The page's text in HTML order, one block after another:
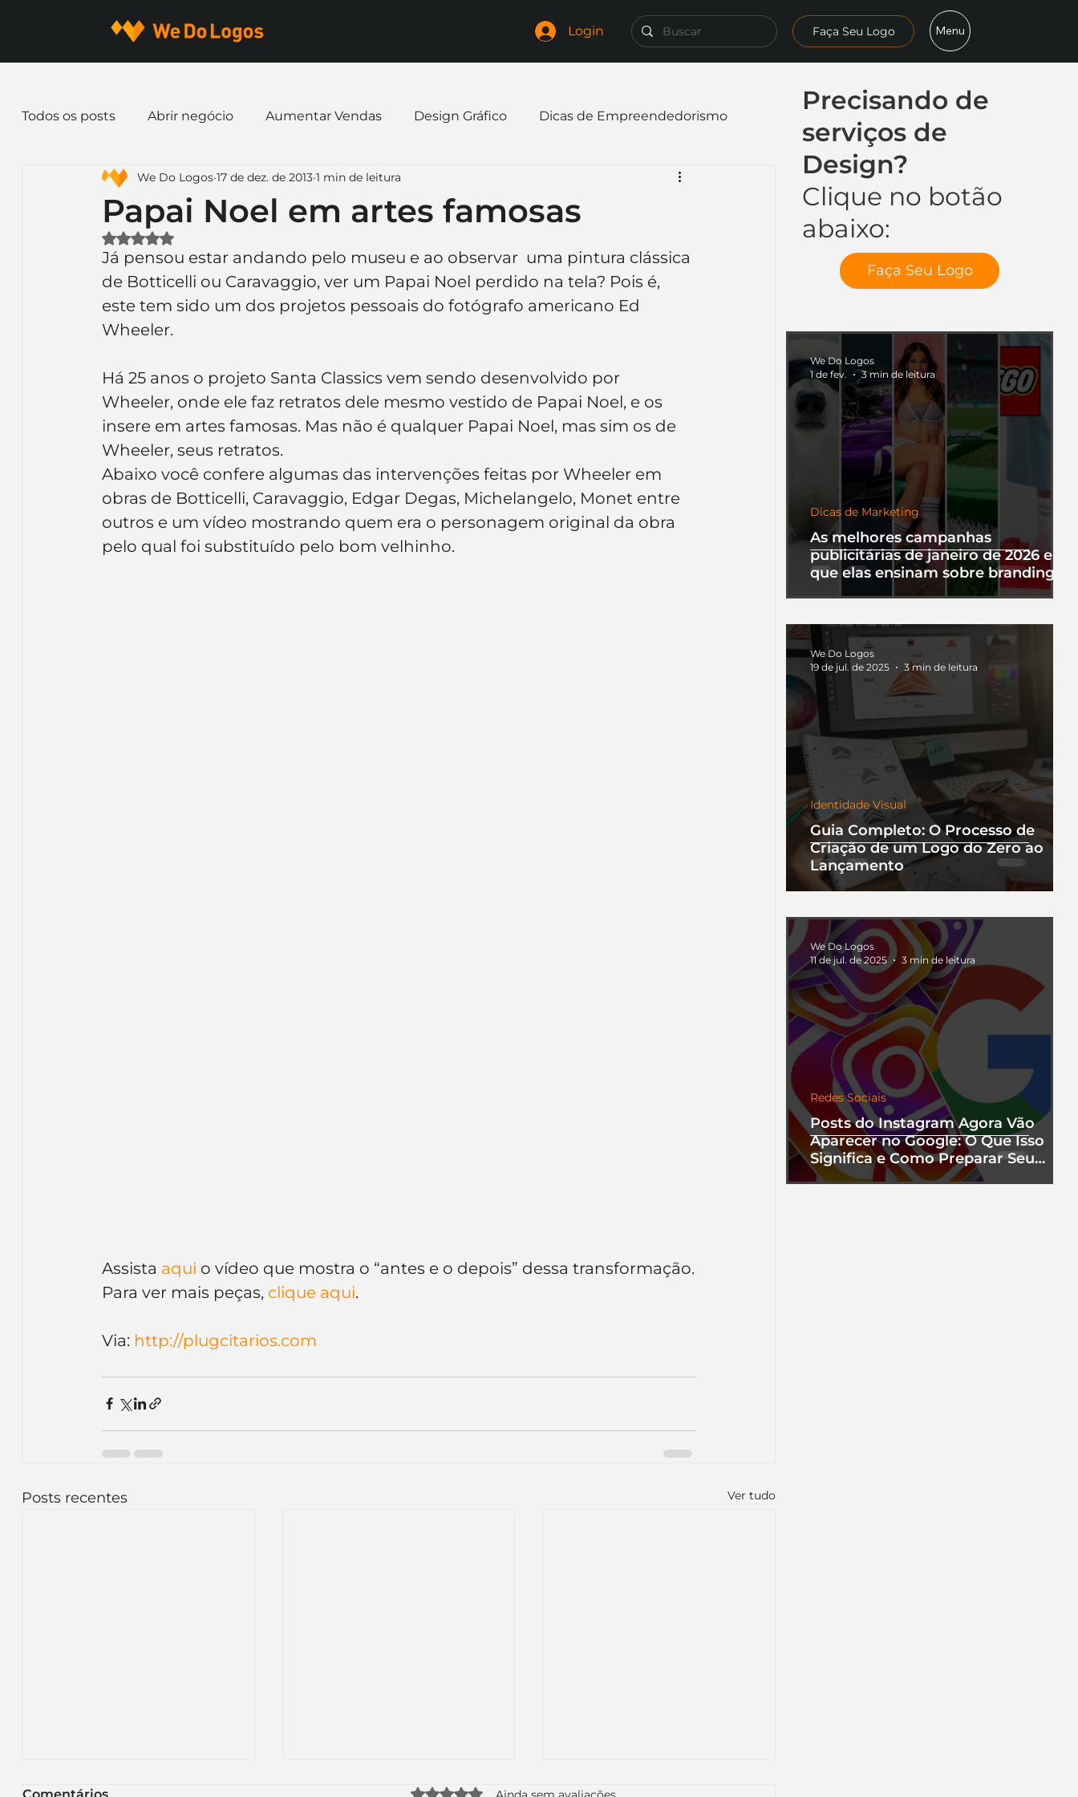
Login Faça Seu Logo Menu
Precisando de
serviços de
Design?
Clique no botão
abaixo:
Faça Seu Logo
As melhores campanhas
publicitárias de janeiro de 2026 e o
que elas ensinam sobre branding
Dicas de Marketing
We Do Logos
1 de fev.
3 min de leitura
Guia Completo: O Processo de
Criação de um Logo do Zero ao
Lançamento
Identidade Visual
We Do Logos
19 de jul. de 2025
3 min de leitura
Posts do Instagram Agora Vão
Aparecer no Google: O Que Isso
Significa e Como Preparar Seu
Perfil
Redes Sociais
We Do Logos
11 de jul. de 2025
3 min de leitura
Todos os posts Abrir negócio Aumentar Vendas Design Gráfico Dicas de Empreendedorismo
Dicas de Marketing Email marketing Expandir negócio
Identidade Visual
Ferramentas Mascotes Slogan Papelaria Curiosidades Frases Logotipo
Inteligência Artificial Embalagens nome de empresa Branding
Papai Noel em artes famosas
We Do Logos 17 de dez. de 2013 1 min de leitura
Avaliado com NaN de 5 estrelas.
Já pensou estar andando pelo museu e ao observar  uma pintura clássica
de Botticelli ou Caravaggio, ver um Papai Noel perdido na tela? Pois é,
este tem sido um dos projetos pessoais do fotógrafo americano Ed
Wheeler.
Há 25 anos o projeto Santa Classics vem sendo desenvolvido por
Wheeler, onde ele faz retratos dele mesmo vestido de Papai Noel, e os
insere em artes famosas. Mas não é qualquer Papai Noel, mas sim os de
Wheeler, seus retratos.
Abaixo você confere algumas das intervenções feitas por Wheeler em
obras de Botticelli, Caravaggio, Edgar Degas, Michelangelo, Monet entre
outros e um vídeo mostrando quem era o personagem original da obra
pelo qual foi substituído pelo bom velhinho.
Assista aqui o vídeo que mostra o “antes e o depois” dessa transformação.
Para ver mais peças, clique aqui.
Via: http://plugcitarios.com
Posts recentes Ver tudo